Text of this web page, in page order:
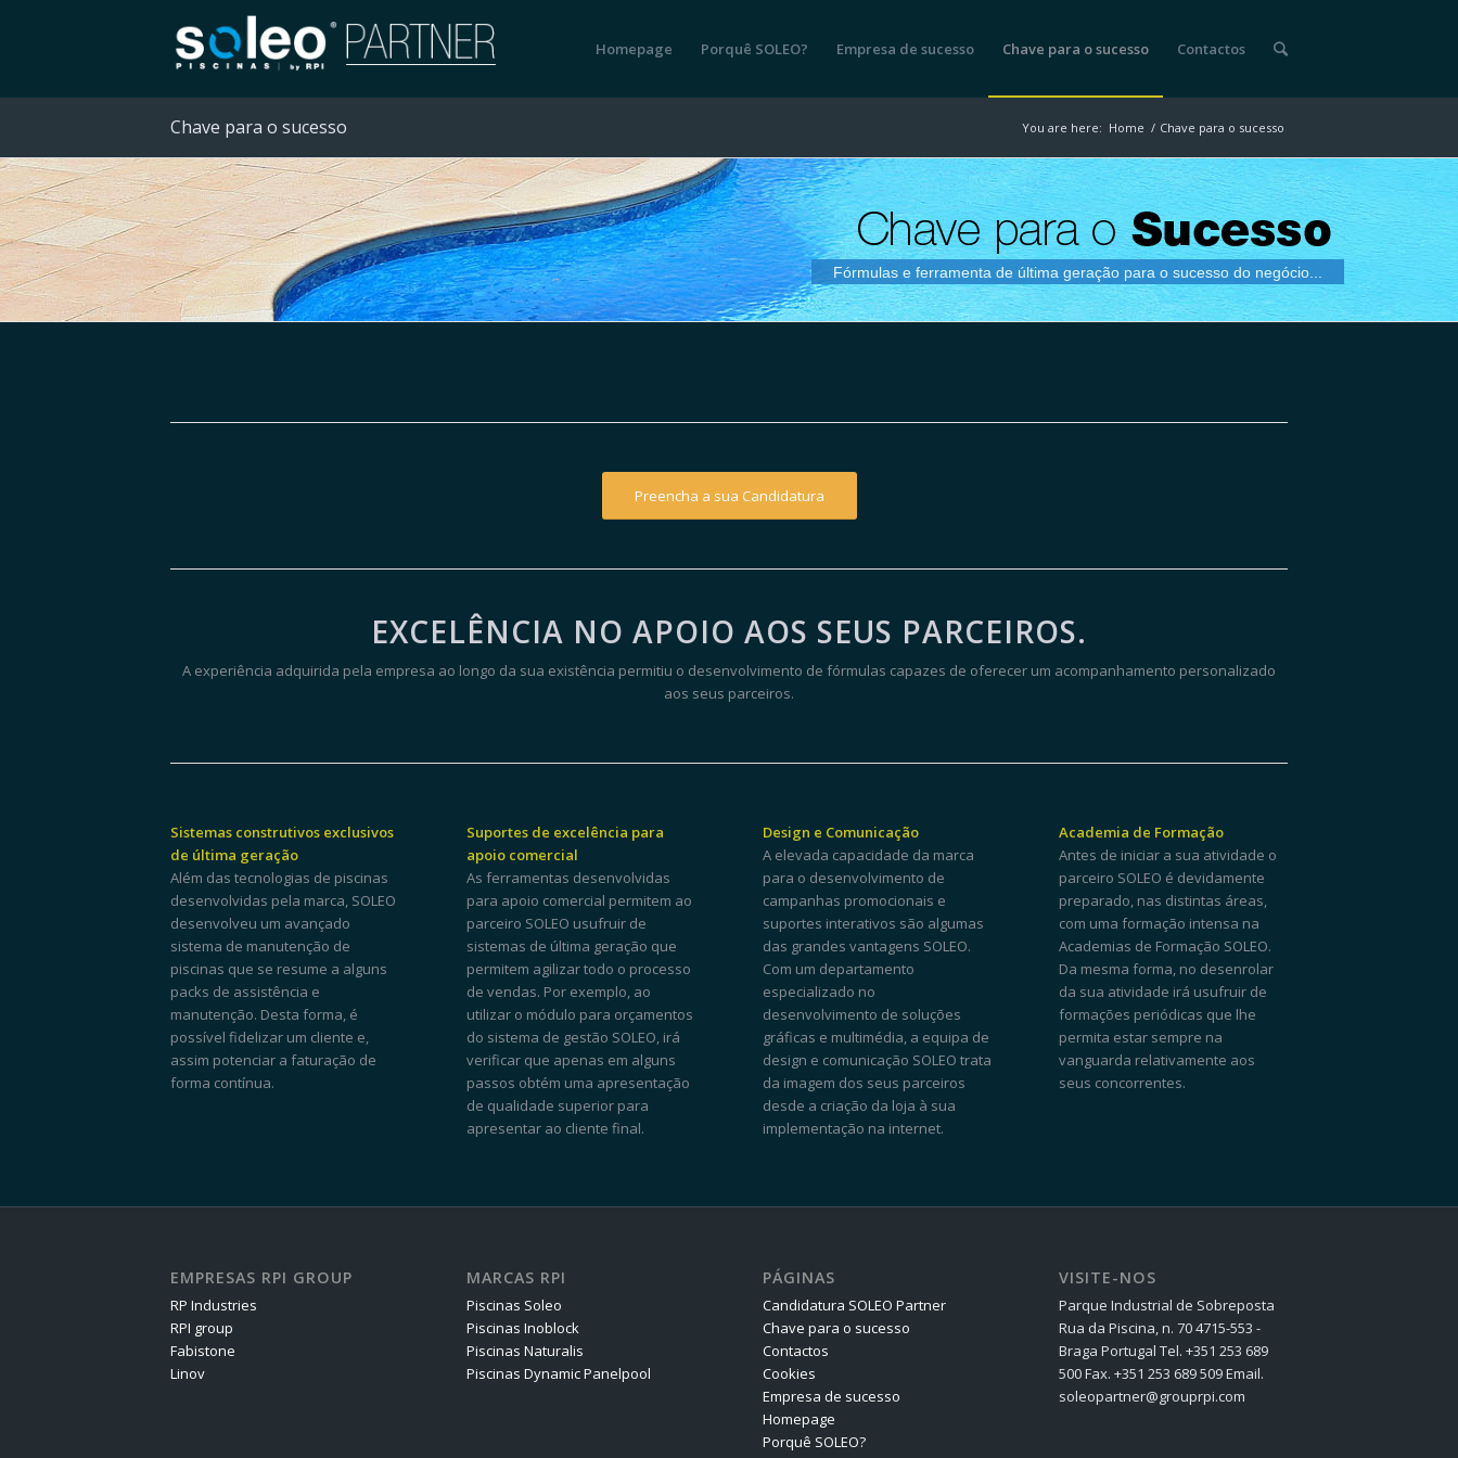
Homepage Porquê SOLEO? Empresa de sucesso Chave para o sucesso Contactos
Chave para o sucesso You are here: Home / Chave para o sucesso
Fórmulas e ferramenta de última geração para o sucesso do negócio...
Preencha a sua Candidatura
EXCELÊNCIA NO APOIO AOS SEUS PARCEIROS.
A experiência adquirida pela empresa ao longo da sua existência permitiu o desenvolvimento de fórmulas capazes de oferecer um acompanhamento personalizado
aos seus parceiros.
Sistemas construtivos exclusivos
de última geração
Além das tecnologias de piscinas
desenvolvidas pela marca, SOLEO
desenvolveu um avançado
sistema de manutenção de
piscinas que se resume a alguns
packs de assistência e
manutenção. Desta forma, é
possível fidelizar um cliente e,
assim potenciar a faturação de
forma contínua.
Suportes de excelência para
apoio comercial
As ferramentas desenvolvidas
para apoio comercial permitem ao
parceiro SOLEO usufruir de
sistemas de última geração que
permitem agilizar todo o processo
de vendas. Por exemplo, ao
utilizar o módulo para orçamentos
do sistema de gestão SOLEO, irá
verificar que apenas em alguns
passos obtém uma apresentação
de qualidade superior para
apresentar ao cliente final.
Design e Comunicação
A elevada capacidade da marca
para o desenvolvimento de
campanhas promocionais e
suportes interativos são algumas
das grandes vantagens SOLEO.
Com um departamento
especializado no
desenvolvimento de soluções
gráficas e multimédia, a equipa de
design e comunicação SOLEO trata
da imagem dos seus parceiros
desde a criação da loja à sua
implementação na internet.
Academia de Formação
Antes de iniciar a sua atividade o
parceiro SOLEO é devidamente
preparado, nas distintas áreas,
com uma formação intensa na
Academias de Formação SOLEO.
Da mesma forma, no desenrolar
da sua atividade irá usufruir de
formações periódicas que lhe
permita estar sempre na
vanguarda relativamente aos
seus concorrentes.
EMPRESAS RPI GROUP
RP Industries
RPI group
Fabistone
Linov
MARCAS RPI
Piscinas Soleo
Piscinas Inoblock
Piscinas Naturalis
Piscinas Dynamic Panelpool
PÁGINAS
Candidatura SOLEO Partner
Chave para o sucesso
Contactos
Cookies
Empresa de sucesso
Homepage
Porquê SOLEO?
VISITE-NOS
Parque Industrial de Sobreposta
Rua da Piscina, n. 70 4715-553 -
Braga Portugal Tel. +351 253 689
500 Fax. +351 253 689 509 Email.
soleopartner@grouprpi.com